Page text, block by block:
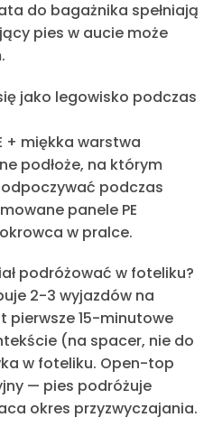
do bagażnika spełniają
pies w aucie może
jako legowisko podczas
+ miękka warstwa
podłoże, na którym
podczas
panele PE
w pralce.
podróżować w foteliku?
2-3 wyjazdów na
pierwsze 15-minutowe
(na spacer, nie do
w foteliku. Open-top
— pies podróżuje
okres przyzwyczajania.